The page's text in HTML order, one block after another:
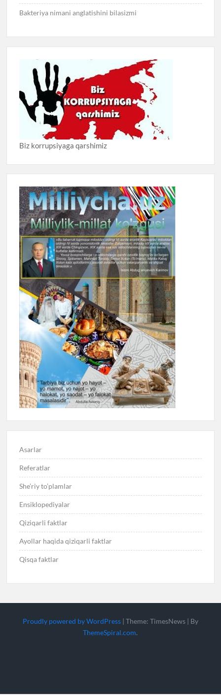
Bakteriya nimani anglatishini bilasizmi
Biz korrupsiyaga qarshimiz
Asarlar
Referatlar
She’riy to’plamlar
Ensiklopediyalar
Qiziqarli faktlar
Ayollar haqida qiziqarli faktlar
Qisqa faktlar
Proudly powered by WordPress | Theme: TimesNews | By
ThemeSpiral.com.